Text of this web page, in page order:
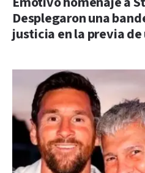
Desplegaron una
justicia en la previa